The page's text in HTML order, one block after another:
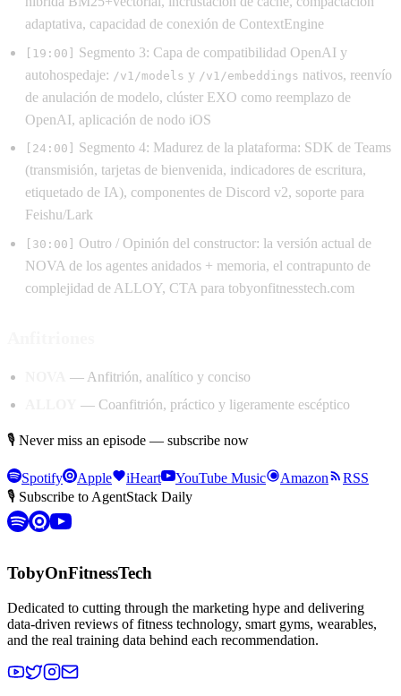
adaptativa, capacidad de conexión de ContextEngine
[19:00]
Segmento 3: Capa de compatibilidad OpenAI y
autohospedaje: /v1/models y /v1/embeddings nativos, reenvío
de anulación de modelo, clúster EXO como reemplazo de
OpenAI, aplicación de nodo iOS
[24:00]
Segmento 4: Madurez de la plataforma: SDK de Teams
(transmisión, tarjetas de bienvenida, indicadores de escritura,
etiquetado de IA), componentes de Discord v2, soporte para
Feishu/Lark
[30:00] Outro / Opinión del constructor: la versión actual de
NOVA de los agentes anidados + memoria, el contrapunto de
complejidad de ALLOY, CTA para tobyonfitnesstech.com
— Anfitrión, analítico y conciso
— Coanfitrión, práctico y ligeramente escéptico
🎙 Never miss an episode — subscribe now
Spotify Apple iHeart YouTube Music Amazon
RSS
🎙 Subscribe to AgentStack Daily
TobyOnFitnessTech
Dedicated to cutting through the marketing hype and delivering
data-driven reviews of fitness technology, smart gyms, wearables,
and the real training data behind each recommendation.